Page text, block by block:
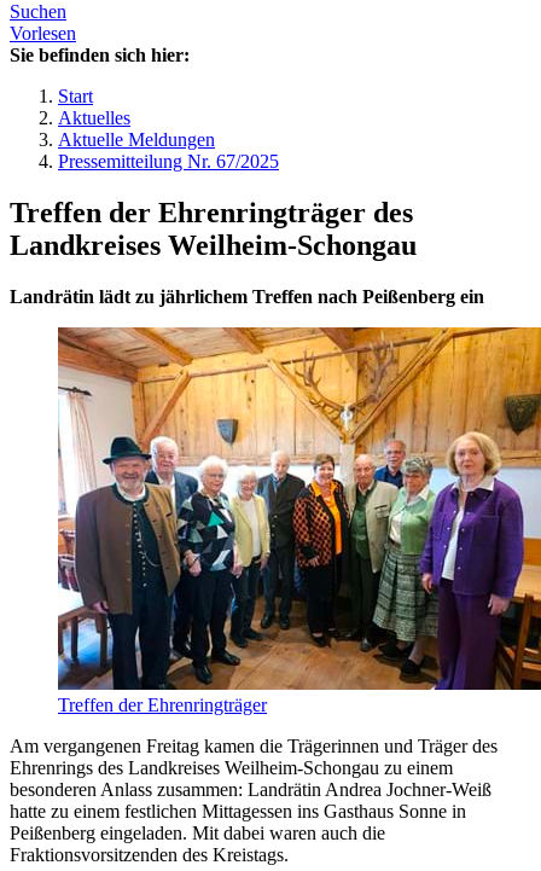
Suchen
Vorlesen
Sie befinden sich hier:
Start
Aktuelles
Aktuelle Meldungen
Pressemitteilung Nr. 67/2025
Treffen der Ehrenringträger des
Landkreises Weilheim-Schongau
Landrätin lädt zu jährlichem Treffen nach Peißenberg ein
Treffen der Ehrenringträger
Am vergangenen Freitag kamen die Trägerinnen und Träger des
Ehrenrings des Landkreises Weilheim-Schongau zu einem
besonderen Anlass zusammen: Landrätin Andrea Jochner-Weiß
hatte zu einem festlichen Mittagessen ins Gasthaus Sonne in
Peißenberg eingeladen. Mit dabei waren auch die
Fraktionsvorsitzenden des Kreistags.